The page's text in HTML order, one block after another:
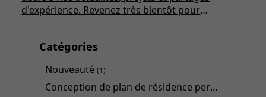
Catégories
Nouveauté (1)
Conception de plan de résidence personnalisée
d'expérience. Revenez très bientôt pour